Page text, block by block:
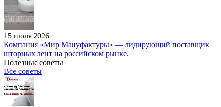
15 июля 2026
Компания «Мир Мануфактуры» — лидирующий поставщик
шторных лент на российском рынке.
Полезные советы
Все советы